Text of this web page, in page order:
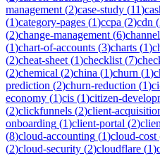
management (2)case-study (11)
(1)category-pages (1)ccpa (2)cdn (
(2)change-management (6)
(1)chart-of-accounts (3)charts (1)
(2)cheat-sheet (1)checklist (7)
(2)chemical (2)china (1)churn (1)
prediction (2)churn-reduction (1)
economy (1)cis (1)citizen-
(2)clickfunnels (2)client-
onboarding (1)client-portal (2)
(8)cloud-accounting (1)cloud-cost
(2)cloud-security (2)cloudflare (1)